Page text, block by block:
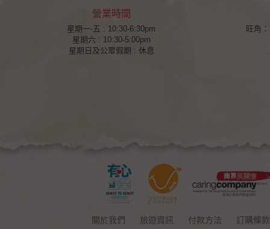
旺角
營業時間
星期一-五 : 10:30-6:30pm
星期六 : 10:30-5:00pm
星期日及公眾假期 : 休息
關於我們 旅遊資訊 付款方法 訂購條款